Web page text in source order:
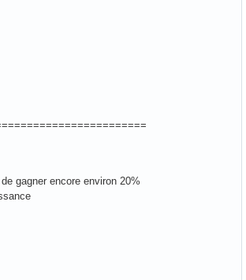
gagner encore environ 20%